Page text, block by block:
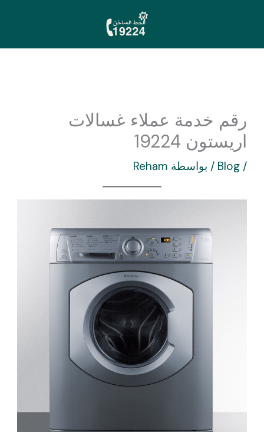
المحتوى
رقم خدمة عملاء غسالات
اريستون 19224
/
Blog / بواسطة Reham